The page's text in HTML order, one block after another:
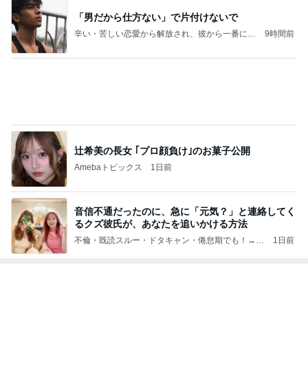
「男だから仕方ない」で片付けないで
辛い・苦しい恋愛から解放され、彼から一番に愛
9時間前
辻希美の長女 ｢プロ顔負け｣のお菓子公開
Amebaトピックス 1日前
音信不通だったのに、急に「元気？」と連絡してく
るクズ彼氏が、あなたを追いかける方法
不倫・既読スルー・ドタキャン・倦怠期でも！→彼
1日前